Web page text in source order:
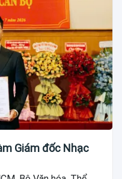
Giám đốc Nhạc